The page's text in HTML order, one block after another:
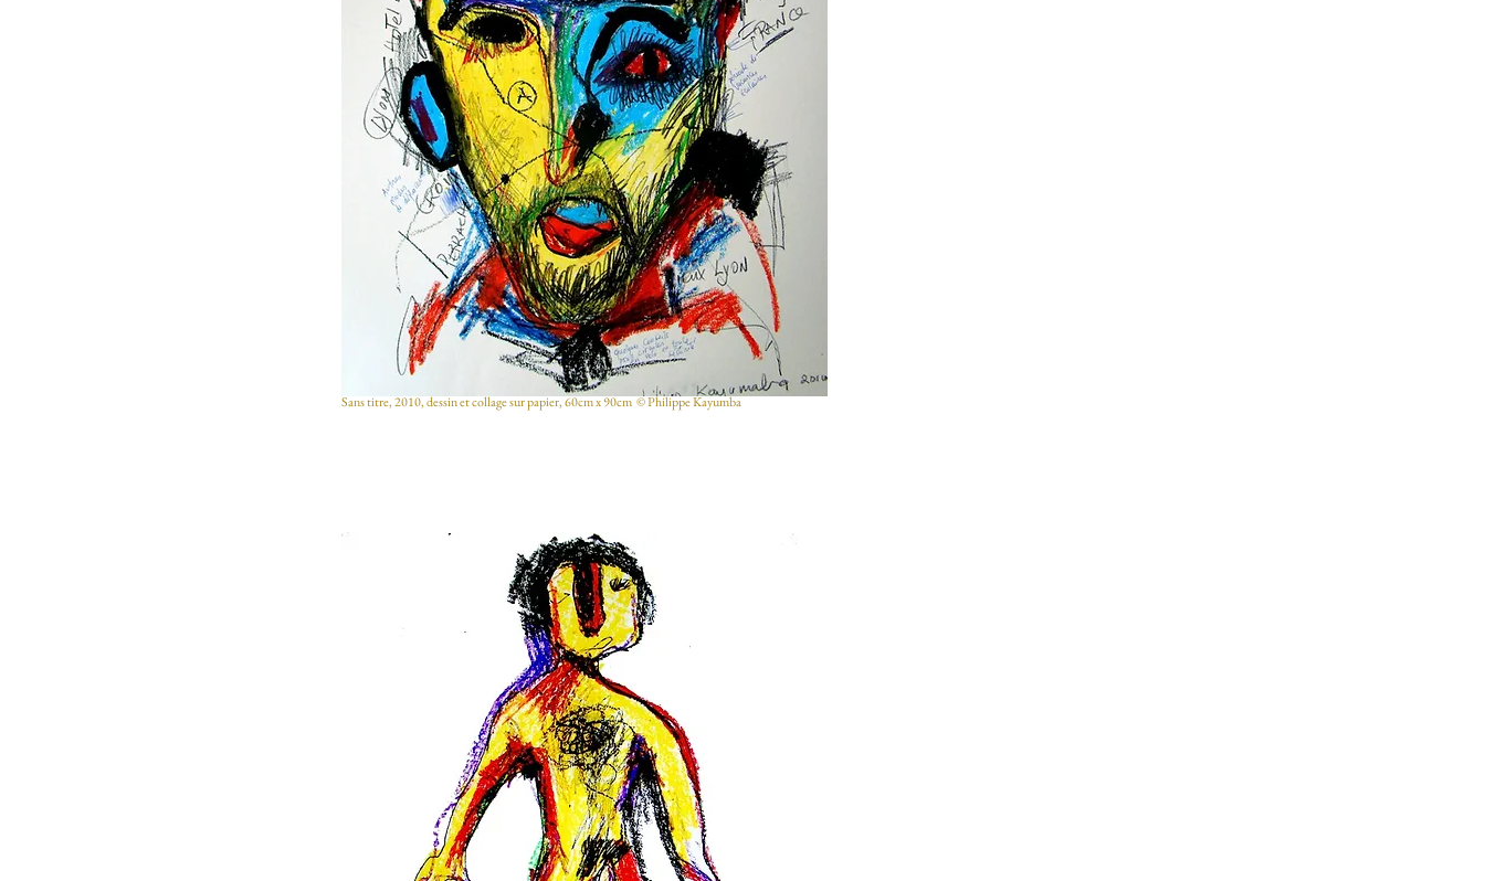
Sans titre, 2010, dessin et collage sur papier, 60cm x 90cm © Philippe Kayumba